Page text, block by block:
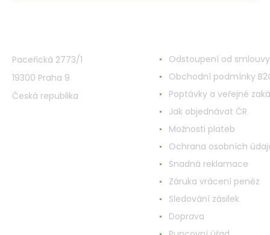
Paceřická 2773/1
19300 Praha 9
Česká republika
Odstoupení od smlouvy
Obchodní podmínky
Poptávky a veřejné
Jak objednávat ČR
Možnosti plateb
Ochrana osobních
Snadná reklamace
Záruka vrácení peněz
Sledování zásilek
Doprava